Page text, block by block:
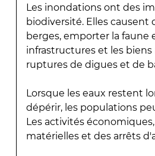
Les inondations ont des
biodiversité. Elles
berges, emporter la faune
infrastructures et les
ruptures de digues et de
Lorsque les eaux restent
dépérir, les populations
Les activités
matérielles et des arrêts